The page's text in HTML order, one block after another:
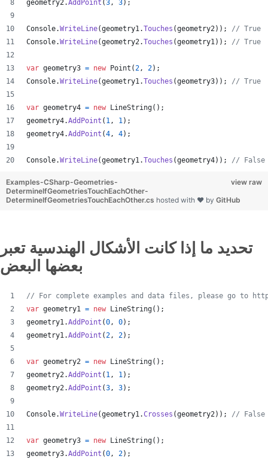
geometry2.AddPoint (3, 3) ;
Console.WriteLine(geometry1.Touches (geometry2) ) ;
// True
Console.WriteLine(geometry2.Touches (geometry1) ) ; // True
var geometry3 = new Point (2, 2) ;
Console.WriteLine(geometry1.Touches (geometry3) ) ; // True
var geometry4 = new LineString( ) ;
geometry4.AddPoint ( 1, 1) ;
geometry4.AddPoint (4, 4) ;
Console.WriteLine(geometry1.Touches (geometry4) ) ; // False
view raw
Examples-CSharp-Geometries-
DetermineIfGeometriesTouchEachOther-
DetermineIfGeometriesTouchEachOther.cs hosted with ❤ by GitHub
تحديد ما إذا كانت الأشكال الهندسية تعبر
بعضها البعض
// For complete examples and data files, please go to
var geometry1 = new LineString( ) ;
geometry1.AddPoint (0, 0) ;
geometry1.AddPoint (2, 2) ;
var geometry2 = new LineString( ) ;
geometry2.AddPoint ( 1, 1) ;
geometry2.AddPoint (3, 3) ;
Console.WriteLine(geometry1.Crosses (geometry2) ) ; // False
var geometry3 = new LineString( ) ;
geometry3.AddPoint (0, 2) ;